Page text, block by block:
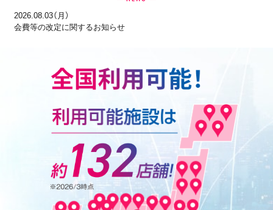
2026.08.03（月）
会費等の改定に関するお知らせ